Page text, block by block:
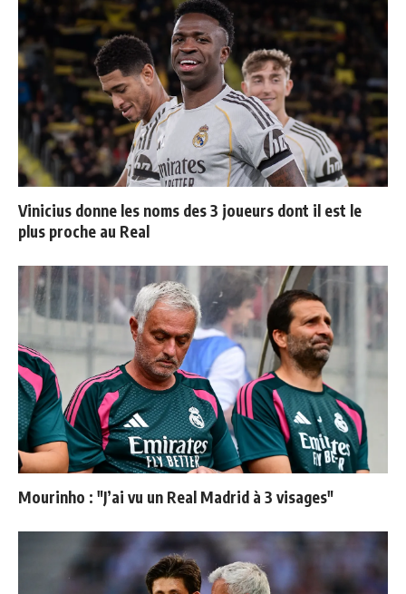
Vinicius donne les noms des 3 joueurs dont il est le
plus proche au Real
Mourinho : "J’ai vu un Real Madrid à 3 visages"